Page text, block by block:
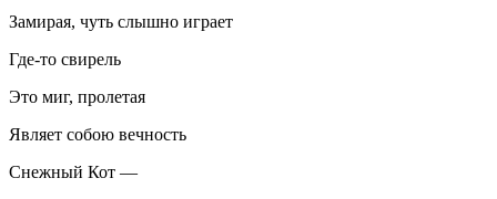
Замирая, чуть слышно играет
Где-то свирель
Это миг, пролетая
Являет собою вечность
Снежный Кот —